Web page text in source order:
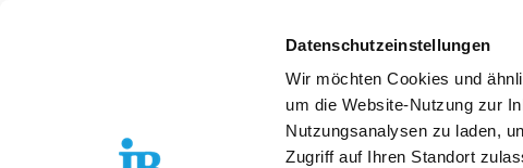
Datenschutzeinstellungen
Wir möchten Cookies und
um die Website-Nutzung zur
Nutzungsanalysen zu laden,
Zugriff auf Ihren Standort
Über uns